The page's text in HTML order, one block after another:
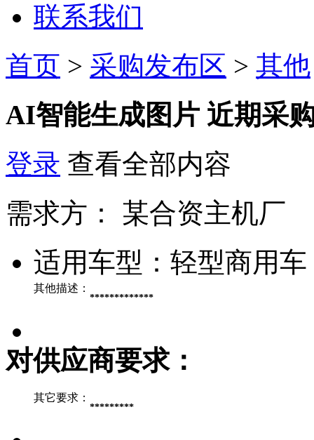
联系我们
首页 > 采购发布区 > 其他
AI智能生成图片 近期采
登录 查看全部内容
需求方：
某合资主机厂
适用车型： 轻型商用车
其他描述：
*************
对供应商要求：
其它要求：
*********